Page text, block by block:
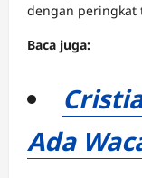
dengan peringkat
Baca juga:
Ada